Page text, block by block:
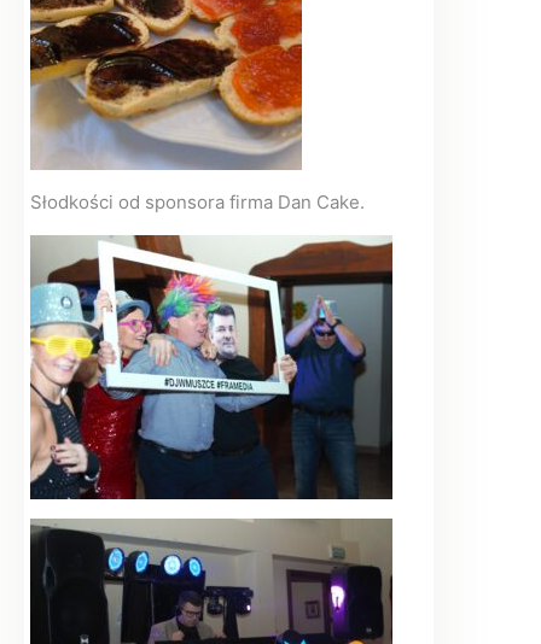
Słodkości od sponsora firma Dan Cake.